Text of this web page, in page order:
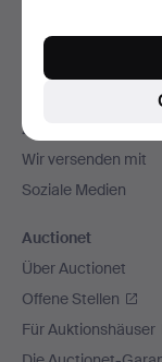
Navigation
Hilfe und Kontakt
Kontakt mit dem
Zahlungsweisen
Wir versenden mit
Soziale Medien
Auctionet
Über Auctionet
Offene Stellen
Für Auktionshäuser